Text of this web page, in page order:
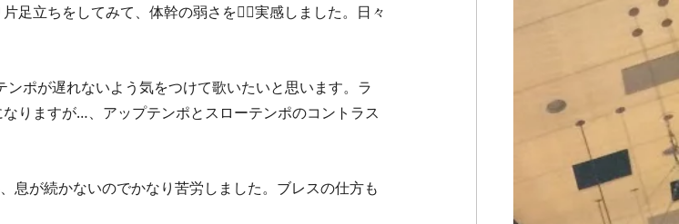
立ちをしてみて、体幹の弱さを😮‍💨実感しました。日々
りますが…、アップテンポとスローテンポのコントラス